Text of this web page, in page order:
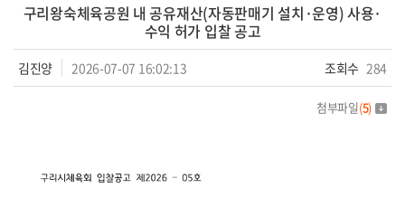
구리왕숙체육공원 내 공유재산(자동판매기 설치·운영) 사용·
수익 허가 입찰 공고
김진양 2026-07-07 16:02:13 조회수 284
첨부파일(5)